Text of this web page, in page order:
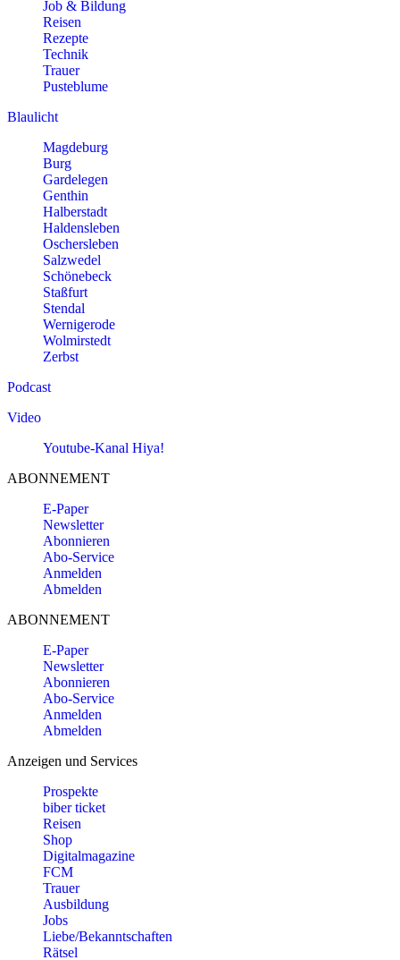
Job & Bildung
Reisen
Rezepte
Technik
Trauer
Pusteblume
Blaulicht
Magdeburg
Burg
Gardelegen
Genthin
Halberstadt
Haldensleben
Oschersleben
Salzwedel
Schönebeck
Staßfurt
Stendal
Wernigerode
Wolmirstedt
Zerbst
Podcast
Video
Youtube-Kanal Hiya!
ABONNEMENT
E-Paper
Newsletter
Abonnieren
Abo-Service
Anmelden
Abmelden
ABONNEMENT
E-Paper
Newsletter
Abonnieren
Abo-Service
Anmelden
Abmelden
Anzeigen und Services
Prospekte
biber ticket
Reisen
Shop
Digitalmagazine
FCM
Trauer
Ausbildung
Jobs
Liebe/Bekanntschaften
Rätsel